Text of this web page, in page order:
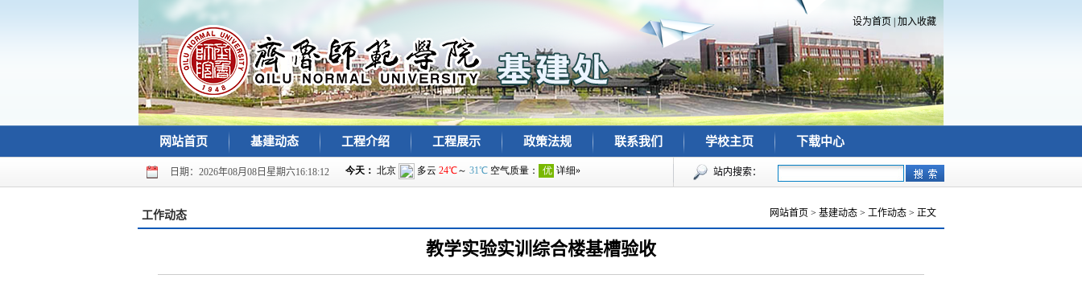
设为首页 加入收藏
网站首页 基建动态 工程介绍 工程展示 政策法规 联系我们 学校主页 下载中心
日期：2026年08月08日星期六16:18:12 站内搜索：
工作动态 网站首页 > 基建动态 > 工作动态 > 正文
教学实验实训综合楼基槽验收